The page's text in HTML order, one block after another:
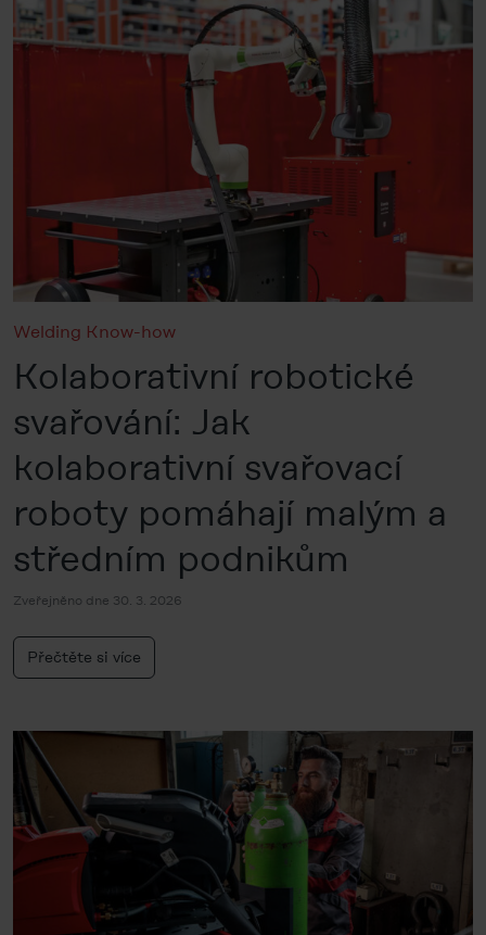
Welding Know-how
Kolaborativní robotické
svařování: Jak
kolaborativní svařovací
roboty pomáhají malým a
středním podnikům
Zveřejněno dne 30. 3. 2026
Přečtěte si více